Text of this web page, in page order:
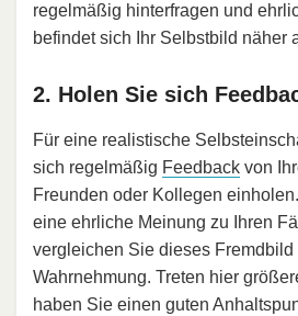
regelmäßig hinterfragen und
befindet sich Ihr Selbstbild näher
2. Holen Sie sich
Für eine realistische
sich regelmäßig Feedback von
Freunden oder Kollegen
eine ehrliche Meinung zu Ihren
vergleichen Sie dieses Fremdbild
Wahrnehmung. Treten hier
haben Sie einen guten